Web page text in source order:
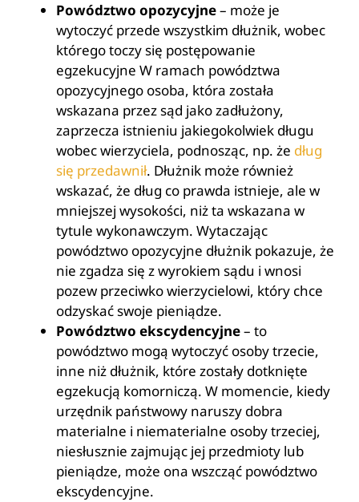
Powództwo opozycyjne– może je
wytoczyć przede wszystkim dłużnik, wobec
którego toczy się postępowanie
egzekucyjne W ramach powództwa
opozycyjnego osoba, która została
wskazana przez sąd jako zadłużony,
zaprzecza istnieniu jakiegokolwiek długu
wobec wierzyciela, podnosząc, np. że dług
się przedawnił. Dłużnik może również
wskazać, że dług co prawda istnieje, ale w
mniejszej wysokości, niż ta wskazana w
tytule wykonawczym. Wytaczając
powództwo opozycyjne dłużnik pokazuje, że
nie zgadza się z wyrokiem sądu i wnosi
pozew przeciwko wierzycielowi, który chce
odzyskać swoje pieniądze.
Powództwo ekscydencyjne– to
powództwo mogą wytoczyć osoby trzecie,
inne niż dłużnik, które zostały dotknięte
egzekucją komorniczą. W momencie, kiedy
urzędnik państwowy naruszy dobra
materialne i niematerialne osoby trzeciej,
niesłusznie zajmując jej przedmioty lub
pieniądze, może ona wszcząć powództwo
ekscydencyjne.